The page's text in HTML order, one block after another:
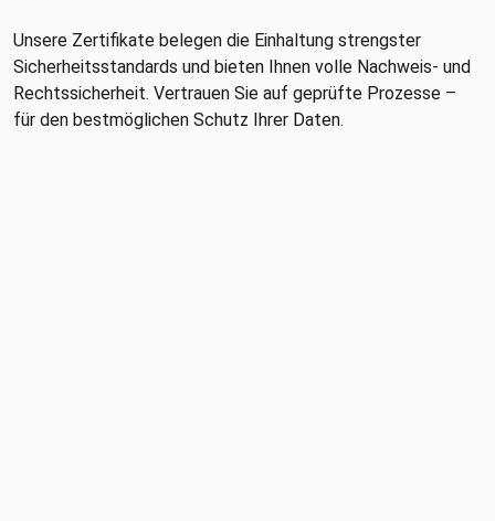
Unsere Zertifikate belegen die Einhaltung strengster
Sicherheitsstandards und bieten Ihnen volle Nachweis- und
Rechtssicherheit. Vertrauen Sie auf geprüfte Prozesse –
für den bestmöglichen Schutz Ihrer Daten.